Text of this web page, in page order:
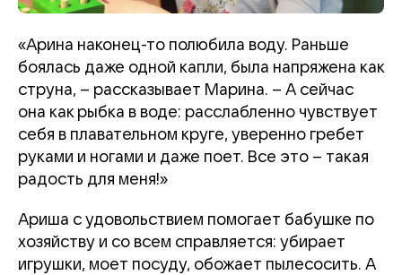
«Арина наконец-то полюбила воду. Раньше
боялась даже одной капли, была напряжена как
струна, – рассказывает Марина. – А сейчас
она как рыбка в воде: расслабленно чувствует
себя в плавательном круге, уверенно гребет
руками и ногами и даже поет. Все это – такая
радость для меня!»
Ариша с удовольствием помогает бабушке по
хозяйству и со всем справляется: убирает
игрушки, моет посуду, обожает пылесосить. А